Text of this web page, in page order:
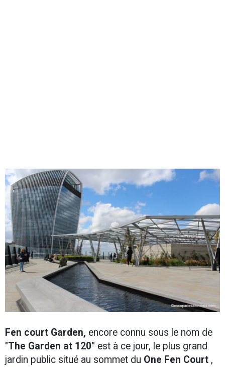
Fen court Garden, encore connu sous le nom de
"The Garden at 120" est à ce jour, le plus grand
jardin public situé au sommet du One Fen Court ,